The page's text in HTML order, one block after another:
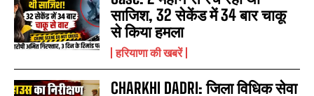
साजिश, 32 सेकेंड में 34 बार चाकू
से किया हमला
हरियाणा की खबरें
CHARKHI DADRI: जिला विधिक सेवा